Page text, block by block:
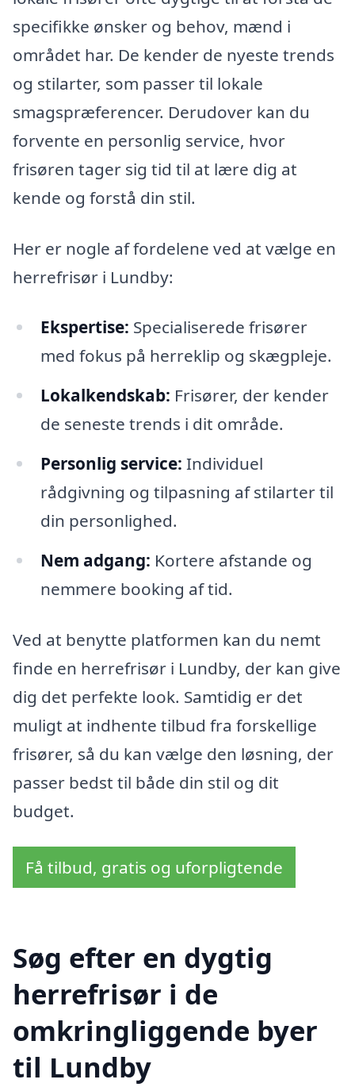
specifikke ønsker og behov, mænd i
området har. De kender de nyeste trends
og stilarter, som passer til lokale
smagspræferencer. Derudover kan du
forvente en personlig service, hvor
frisøren tager sig tid til at lære dig at
kende og forstå din stil.
Her er nogle af fordelene ved at vælge en
herrefrisør i Lundby:
Ekspertise: Specialiserede frisører
med fokus på herreklip og skægpleje.
Lokalkendskab: Frisører, der kender
de seneste trends i dit område.
Personlig service: Individuel
rådgivning og tilpasning af stilarter til
din personlighed.
Nem adgang: Kortere afstande og
nemmere booking af tid.
Ved at benytte platformen kan du nemt
finde en herrefrisør i Lundby, der kan give
dig det perfekte look. Samtidig er det
muligt at indhente tilbud fra forskellige
frisører, så du kan vælge den løsning, der
passer bedst til både din stil og dit
budget.
Få tilbud, gratis og uforpligtende
Søg efter en dygtig
herrefrisør i de
omkringliggende byer
til Lundby